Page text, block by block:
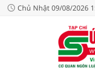
Chủ Nhật 09/08/2026